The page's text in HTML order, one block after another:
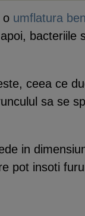
o umflatura
ceea ce
sa se
in
pot insoti